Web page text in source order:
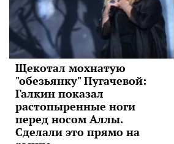
Щекотал мохнатую
"обезьянку" Пугачевой:
Галкин показал
растопыренные ноги
перед носом Аллы.
Сделали это прямо на